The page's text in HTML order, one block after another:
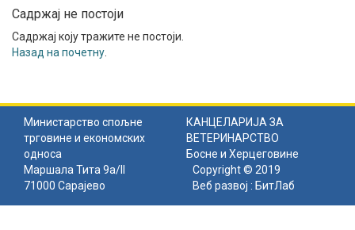
Садржај не постоји
Садржај коју тражите не постоји.
Назад на почетну
Министарство спољне
трговине и економских
односа
КАНЦЕЛАРИЈА ЗА
ВЕТЕРИНАРСТВО
Босне и Херцеговине
Маршала Тита 9а/II
71000 Сарајево
Copyright © 2019
Веб развој : БитЛаб